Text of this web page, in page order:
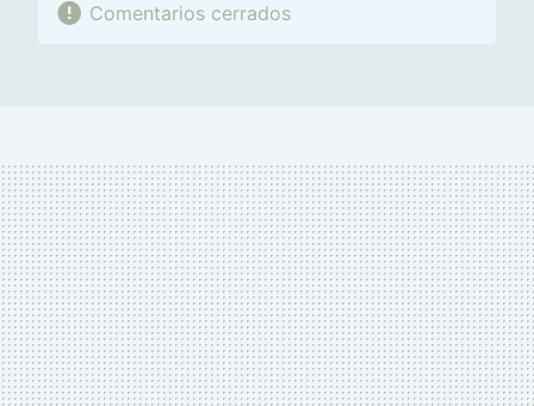
Comentarios cerrados